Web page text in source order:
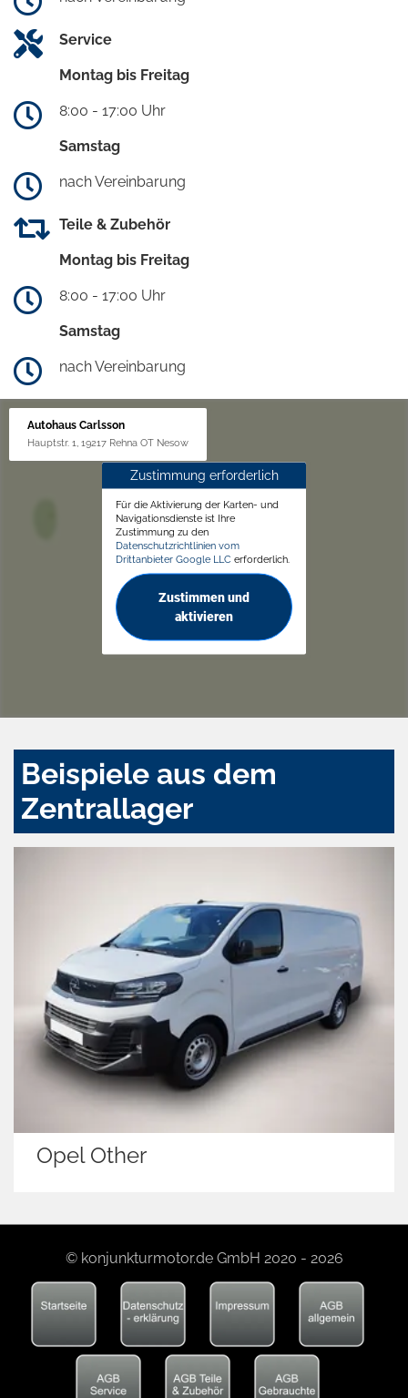
Service
Montag bis Freitag
8:00 - 17:00 Uhr
Samstag
nach Vereinbarung
Teile & Zubehör
Montag bis Freitag
8:00 - 17:00 Uhr
Samstag
nach Vereinbarung
Autohaus Carlsson
Hauptstr. 1, 19217 Rehna OT Nesow
Zustimmung erforderlich
Für die Aktivierung der Karten- und
Navigationsdienste ist Ihre
Zustimmung zu den
Datenschutzrichtlinien vom
Drittanbieter Google LLC erforderlich.
Zustimmen und
aktivieren
Beispiele aus dem
Zentrallager
Opel Other
© konjunkturmotor.de GmbH 2020 - 2026